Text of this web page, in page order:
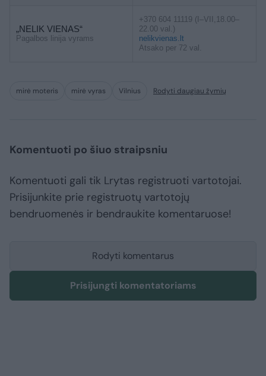
„NELIK VIENAS“
Pagalbos linija vyrams
+370 604 11119 (I–VII,18.00–
22.00 val.)
nelikvienas.lt
Atsako per 72 val.
mirė moteris mirė vyras Vilnius Rodyti daugiau žymių
Komentuoti po šiuo straipsniu
Komentuoti gali tik Lrytas registruoti vartotojai.
Prisijunkite prie registruotų vartotojų
bendruomenės ir bendraukite komentaruose!
Rodyti komentarus
Prisijungti komentatoriams